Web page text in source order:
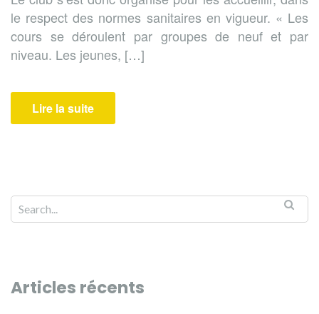
le respect des normes sanitaires en vigueur. « Les
cours se déroulent par groupes de neuf et par
niveau. Les jeunes, […]
Lire la suite
Articles récents